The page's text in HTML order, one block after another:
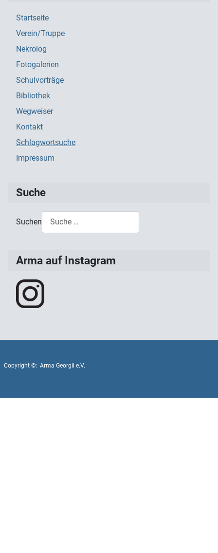
Startseite
Verein/Truppe
Nekrolog
Fotogalerien
Schulvorträge
Bibliothek
Wegweiser
Kontakt
Schlagwortsuche
Impressum
Suche
Suchen
Arma auf Instagram
Copyright ©: Arma Georgii e.V.